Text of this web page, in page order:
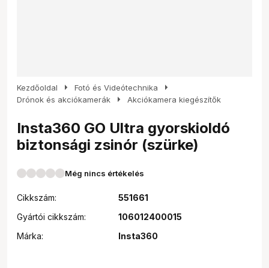
Kezdőoldal arrow_right Fotó és Videótechnika arrow_right
Drónok és akciókamerák arrow_right Akciókamera kiegészítők
Insta360 GO Ultra gyorskioldó
biztonsági zsinór (szürke)
Még nincs értékelés
Cikkszám:
551661
Gyártói cikkszám:
106012400015
Márka:
Insta360